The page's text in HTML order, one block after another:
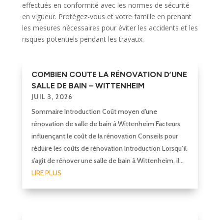
effectués en conformité avec les normes de sécurité
en vigueur. Protégez-vous et votre famille en prenant
les mesures nécessaires pour éviter les accidents et les
risques potentiels pendant les travaux.
COMBIEN COUTE LA RÉNOVATION D’UNE
SALLE DE BAIN – WITTENHEIM
JUIL 3, 2026
Sommaire Introduction Coût moyen d’une
rénovation de salle de bain à Wittenheim Facteurs
influençant le coût de la rénovation Conseils pour
réduire les coûts de rénovation Introduction Lorsqu’il
s’agit de rénover une salle de bain à Wittenheim, il...
LIRE PLUS